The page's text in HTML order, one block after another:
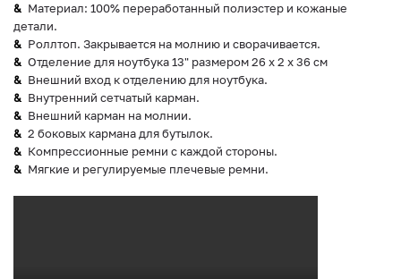
Материал: 100% переработанный полиэстер и кожаные
детали.
Роллтоп. Закрывается на молнию и сворачивается.
Отделение для ноутбука 13" размером 26 x 2 x 36 см
Внешний вход к отделению для ноутбука.
Внутренний сетчатый карман.
Внешний карман на молнии.
2 боковых кармана для бутылок.
Компрессионные ремни с каждой стороны.
Мягкие и регулируемые плечевые ремни.